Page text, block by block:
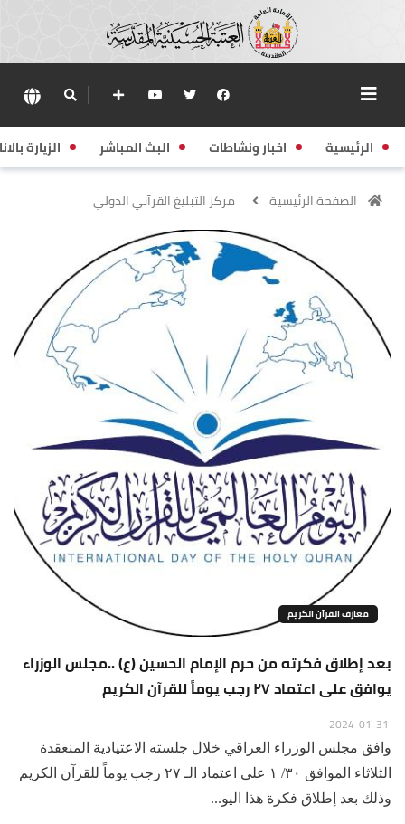
الرئيسية اخبار ونشاطات البث المباشر الزيارة
الصفحة الرئيسية مركز التبليغ القرآني الدولي
معارف القرآن الكريم
بعد إطلاق فكرته من حرم الإمام الحسين (ع) ..مجلس الوزراء
يوافق على اعتماد ٢٧ رجب يوماً للقرآن الكريم
وافق مجلس الوزراء العراقي خلال جلسته الاعتيادية المنعقدة
الثلاثاء الموافق ٣٠/ ١ على اعتماد الـ ٢٧ رجب يوماً للقرآن الكريم
وذلك بعد إطلاق فكرة هذا اليو...